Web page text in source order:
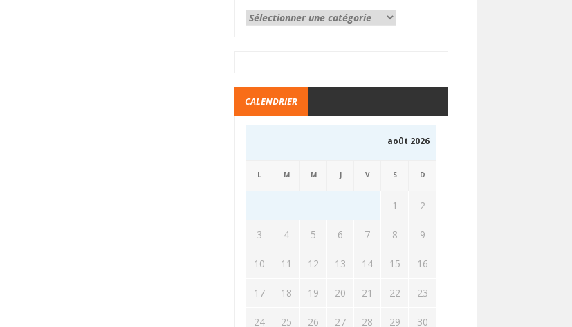
CALENDRIER
août 2026
L M M J V S D
1 2
3 4 5 6 7 8 9
10 11 12 13 14 15 16
17 18 19 20 21 22 23
24 25 26 27 28 29 30